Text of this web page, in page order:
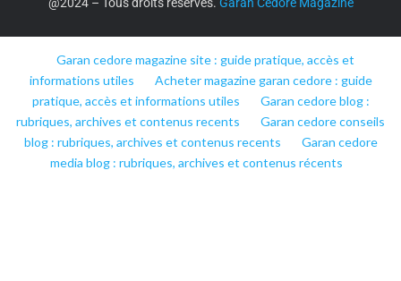
Garan cedore magazine site : guide pratique, accès et
informations utiles
Acheter magazine garan cedore : guide
pratique, accès et informations utiles
Garan cedore blog :
rubriques, archives et contenus recents
Garan cedore conseils
blog : rubriques, archives et contenus recents
Garan cedore
media blog : rubriques, archives et contenus récents